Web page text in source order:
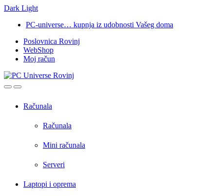
Dark Light
navigation
content
PC-universe… kupnja iz udobnosti Vašeg doma
Poslovnica Rovinj
WebShop
Moj račun
OpenClose
Računala
Računala
Mini računala
Serveri
Laptopi i oprema